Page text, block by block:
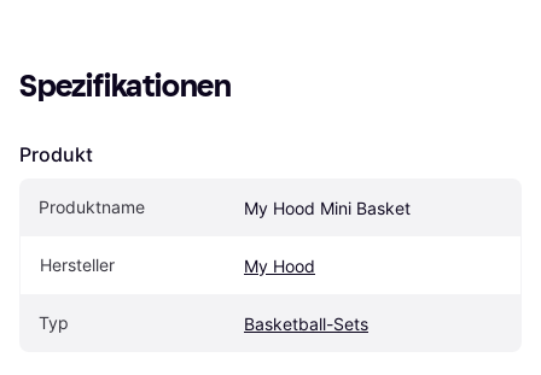
Spezifikationen
Produkt
Produktname My Hood Mini Basket
Hersteller My Hood
Typ Basketball-Sets